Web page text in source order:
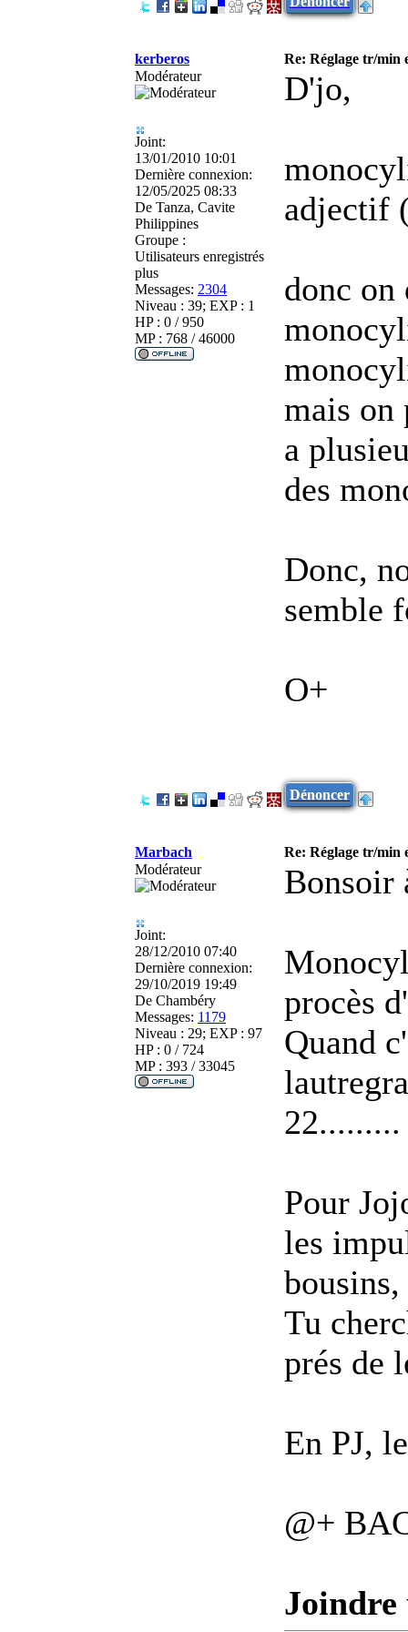
kerberos
Re: Réglage tr/min
Modérateur
Joint:
13/01/2010 10:01
Dernière connexion:
12/05/2025 08:33
De Tanza, Cavite
Philippines
Groupe :
Utilisateurs enregistrés
plus
Messages: 2304
Niveau : 39; EXP : 1
HP : 0 / 950
MP : 768 / 46000
D'jo,
adjectif
donc on
mais on
a
des
Donc,
semble
O+
Dénoncer
Marbach
Re: Réglage tr/min
Modérateur
Joint:
28/12/2010 07:40
Dernière connexion:
29/10/2019 19:49
De Chambéry
Messages: 1179
Niveau : 29; EXP : 97
HP : 0 / 724
MP : 393 / 33045
Bonsoir
procès
Quand
Pour
les
Tu
prés de
En PJ,
@+